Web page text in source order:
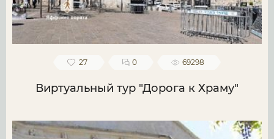
27 0 69298
Виртуальный тур "Дорога к Храму"